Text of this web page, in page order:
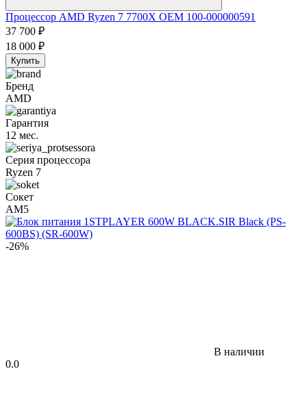
Процессор AMD Ryzen 7 7700X OEM 100-000000591
37 700 ₽
18 000 ₽
Купить
Бренд
AMD
Гарантия
12 мес.
Серия процессора
Ryzen 7
Сокет
AM5
-26%
В наличии
0.0